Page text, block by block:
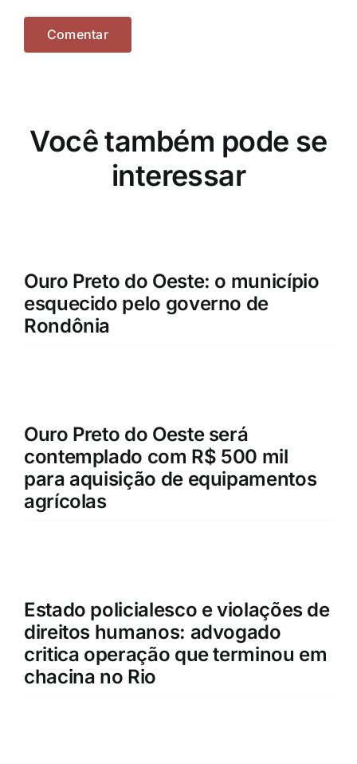
Você também pode se
interessar
Ouro Preto do Oeste: o município
esquecido pelo governo de
Rondônia
Ouro Preto do Oeste será
contemplado com R$ 500 mil
para aquisição de equipamentos
agrícolas
Estado policialesco e violações de
direitos humanos: advogado
critica operação que terminou em
chacina no Rio